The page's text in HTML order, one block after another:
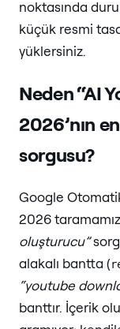
noktasında
küçük resmi
yüklersiniz.
Neden “AI
2026’nın
sorgusu?
Google
2026
oluşturucu”
alakalı bantta (
“youtube
banttır. İçerik